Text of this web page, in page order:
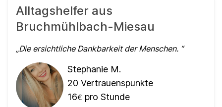
Alltagshelfer aus
Bruchmühlbach-Miesau
Die ersichtliche Dankbarkeit der Menschen.
Stephanie M.
20 Vertrauenspunkte
16€ pro Stunde